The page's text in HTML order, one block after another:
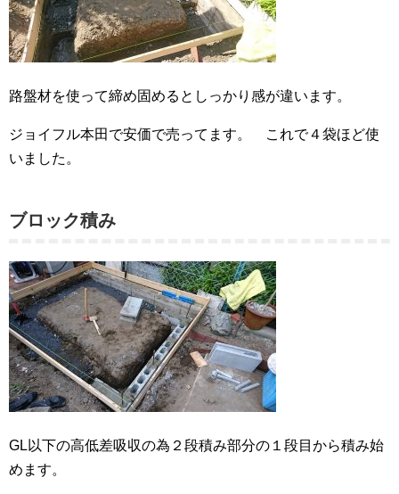
路盤材を使って締め固めるとしっかり感が違います。
ジョイフル本田で安価で売ってます。 これで４袋ほど使
いました。
ブロック積み
GL以下の高低差吸収の為２段積み部分の１段目から積み始
めます。